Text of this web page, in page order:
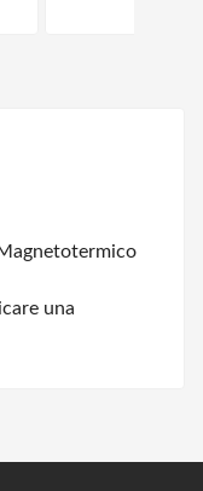
una